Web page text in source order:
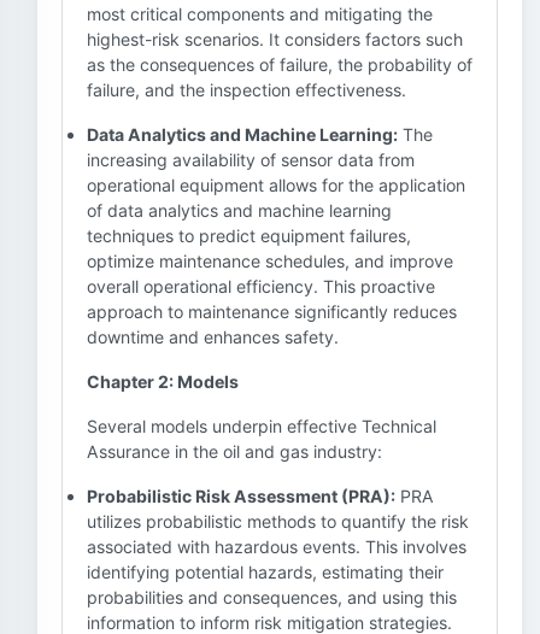
most critical components and mitigating the
highest-risk scenarios. It considers factors such
as the consequences of failure, the probability of
failure, and the inspection effectiveness.
Data Analytics and Machine Learning: The
increasing availability of sensor data from
operational equipment allows for the application
of data analytics and machine learning
techniques to predict equipment failures,
optimize maintenance schedules, and improve
overall operational efficiency. This proactive
approach to maintenance significantly reduces
downtime and enhances safety.
Chapter 2: Models
Several models underpin effective Technical
Assurance in the oil and gas industry:
Probabilistic Risk Assessment (PRA): PRA
utilizes probabilistic methods to quantify the risk
associated with hazardous events. This involves
identifying potential hazards, estimating their
probabilities and consequences, and using this
information to inform risk mitigation strategies.